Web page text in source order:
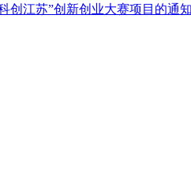
创江苏”创新创业大赛项目的通知